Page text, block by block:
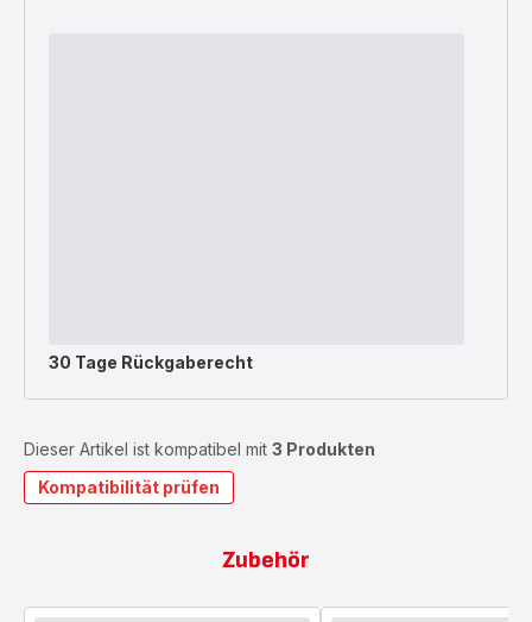
30 Tage Rückgaberecht
Dieser Artikel ist kompatibel mit 3 Produkten
Kompatibilität prüfen
Zubehör